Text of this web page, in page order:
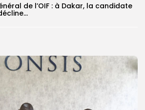
de l’OIF : à Dakar, la candidate